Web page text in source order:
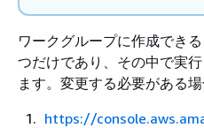
ワークグループに作成でき
つだけであり、その中で実
ます。変更する必要がある
https://